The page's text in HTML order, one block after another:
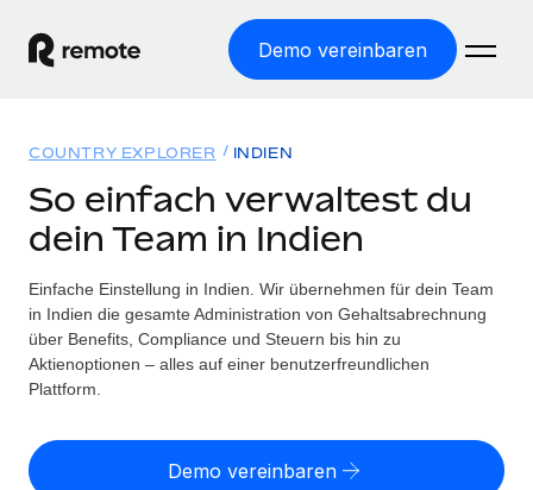
Demo vereinbaren
WELTWEITE BESCHÄFTIGUNG
Globale Payroll
Einfache, rechtssicher Payroll
Employer of Record
Weltweites Wachstum ohne Kosten für Niederlassungen
Contractor of Record
Rechtssichere, weltweite Arbeit mit Freelancer:innen
Lösungen
WELTWEITE ABDECKUNG
Country Explorer
Länderspezifische Unterstützung bei der Einstellung
Einfache Einstellung in allen US-Bundesstaaten
Ressourcen
TOOLS UND RECHNER
Scheinselbstständigkeitsrisiko berechnen
Preise
COUNTRY EXPLORER INDIEN
So einfach verwaltest du
dein Team in Indien
Einfache Einstellung in Indien. Wir übernehmen für dein Team
in Indien die gesamte Administration von Gehaltsabrechnung
über Benefits, Compliance und Steuern bis hin zu
Aktienoptionen – alles auf einer benutzerfreundlichen
Plattform.
Demo vereinbaren